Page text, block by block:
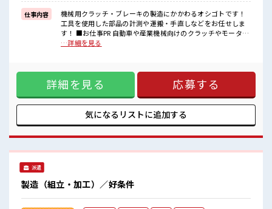
■職場の雰囲気
10代～50代の幅広い年代の方が活躍中！
アットホームでわきあいあいとした雰囲気の職場です！
分からない事も聞きやすい環境なので未経験の方も安心してスター
仕事内容
機械用クラッチ・ブレーキの製造にかかわるオシゴトです！
工具を使用した部品の計測や運搬・手直しなどをお任せしま
す！ ■お仕事PR 自動車や産業機械向けのクラッチやモーター
を製造している会社でのお仕事です！ 機械への部品の脱着か
夫！ 親切、 丁寧に教えていただけるので安心してスタートで
きますよ！ ノギスやマイクロなどのスキルも身につきます！
こちらは交替勤務のお仕事なので稼ぐこともできます！ 残業
も1日/1h～程あるのでほどよく稼げますよ！ ロッカーや休憩
室完備！ 無料駐車場も完備されています！ ■職場の雰囲気 10
代～50代の幅広い年代の方が活躍中！ アットホームでわきあ
環境なので未経験の方も安心してスタートできますよ！ 整っ
た環境でお仕事始めてみませんか？
…詳細を見る
詳細を見る 応募する
気になるリストに追加する
派遣
製造（組立・加工）／好条件